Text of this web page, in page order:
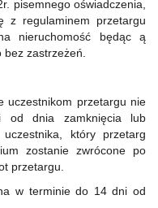
pisemnego oświadczenia,
z regulaminem przetargu
nieruchomość będąc ą
zastrzeżeń.
uczestnikom przetargu nie
od dnia zamknięcia lub
który przetarg
zostanie zwrócone po
przetargu.
w terminie do 14 dni od